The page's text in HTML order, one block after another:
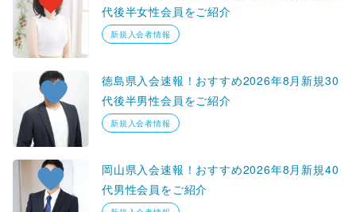
代後半女性会員をご紹介
新規入会者情報
徳島県入会速報！おすすめ2026年8月新規30
代後半男性会員をご紹介
新規入会者情報
岡山県入会速報！おすすめ2026年8月新規40
代男性会員をご紹介